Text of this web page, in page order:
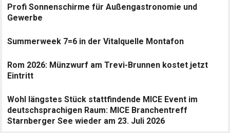
Profi Sonnenschirme für Außengastronomie und
Gewerbe
Summerweek 7=6 in der Vitalquelle Montafon
Rom 2026: Münzwurf am Trevi-Brunnen kostet jetzt
Eintritt
Wohl längstes Stück stattfindende MICE Event im
deutschsprachigen Raum: MICE Branchentreff
Starnberger See wieder am 23. Juli 2026